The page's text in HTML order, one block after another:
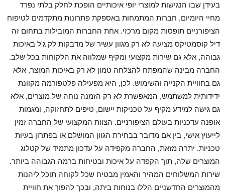
בעידן שבו הנגישות למוצרי יופי איכותיים הופכת לחלק בלתי נפרד
מחיי היומיום, חברות המתמחות באספקת פתרונות מתקדמים לטיפוח
הציפורניים תופסות מקום מרכזי. אחת החברות המובילות בתחום זה
דיל קוסמטיקס מציעה לא רק מגוון עשיר של מדבקות לק ג'ל באיכות
גבוהה, אלא גם שירות מקצועי ומקיף שמלווה את הלקוחות בכל שלב.
החברה מבינה שהמפתח להצלחה טמון לא רק באיכות המוצר, אלא
גם בחוויית הקנייה והשימוש. לכן, היא מפעילה פלטפורמה מקוונת
ידידותית למשתמש, המאפשרת לא רק הזמנה נוחה של מוצרים, אלא
גם גישה למידע מקיף על טכניקות יישום, טיפים לתחזוקה, ומגמות
אופנה עדכניות בעולם הציפורניים. הצוות המקצועי של החברה זמין
לייעוץ אישי, בין אם מדובר בבחירת הגוון המושלם או בפתרון בעיות
טכניות. יתרה מזאת, החברה מקפידה על עדכון מתמיד של קטלוג
המוצרים שלה, תוך הקפדה על איכות ובטיחות ברמה הגבוהה ביותר.
שירות המשלוחים המהיר והאמין מבטיח שכל לקוחה תוכל ליהנות
מהמוצרים החדשניים הללו בנוחות ביתה, ובכך להפוך את חוויית